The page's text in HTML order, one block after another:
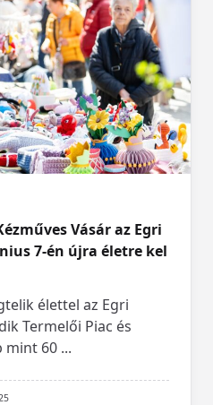
Vásár az Egri
7-én újra életre kel
élettel az Egri
Termelői Piac és
mint 60 ...